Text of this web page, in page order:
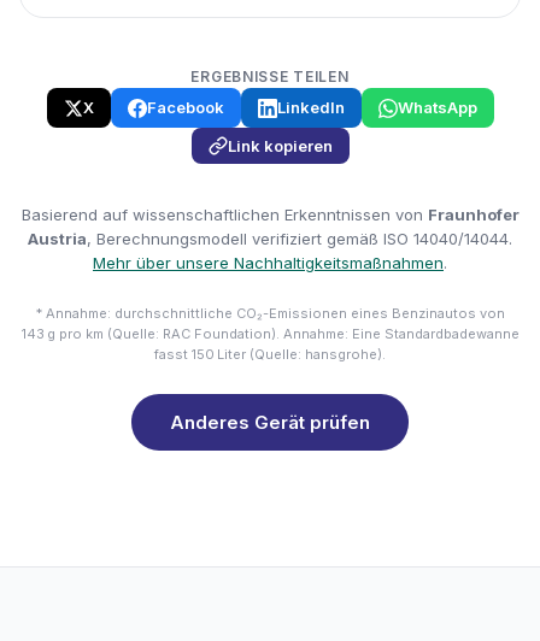
ERGEBNISSE TEILEN
X Facebook LinkedIn
WhatsApp
Link kopieren
Basierend auf wissenschaftlichen Erkenntnissen von Fraunhofer
Austria, Berechnungsmodell verifiziert gemäß ISO 14040/14044.
Mehr über unsere Nachhaltigkeitsmaßnahmen.
* Annahme: durchschnittliche CO₂-Emissionen eines Benzinautos von
143 g pro km (Quelle: RAC Foundation). Annahme: Eine Standardbadewanne
fasst 150 Liter (Quelle: hansgrohe).
Anderes Gerät prüfen